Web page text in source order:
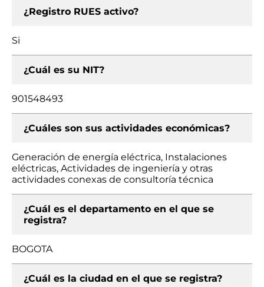
¿Registro RUES activo?
Si
¿Cuál es su NIT?
901548493
¿Cuáles son sus actividades económicas?
Generación de energía eléctrica, Instalaciones
eléctricas, Actividades de ingeniería y otras
actividades conexas de consultoría técnica
¿Cuál es el departamento en el que se
registra?
BOGOTA
¿Cuál es la ciudad en el que se registra?